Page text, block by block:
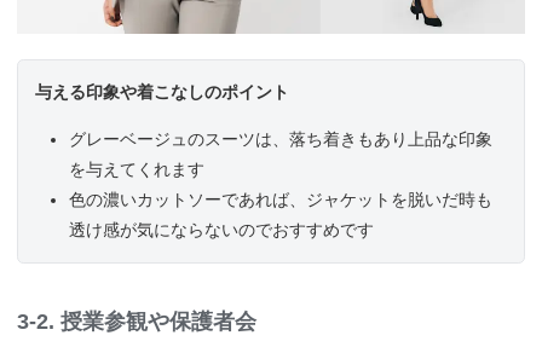
与える印象や着こなしのポイント
グレーベージュのスーツは、落ち着きもあり上品な印象
を与えてくれます
色の濃いカットソーであれば、ジャケットを脱いだ時も
透け感が気にならないのでおすすめです
3-2. 授業参観や保護者会